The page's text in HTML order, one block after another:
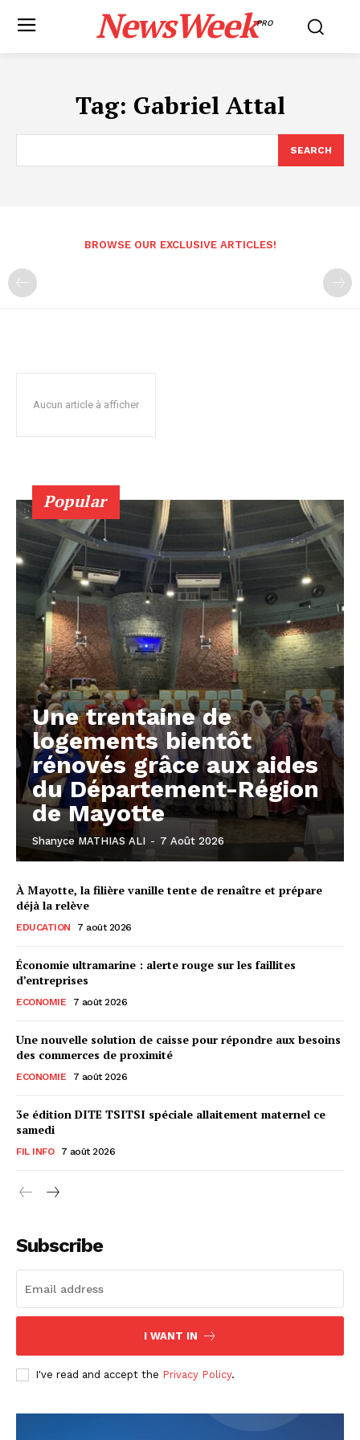
NewsWeekPRO
Tag: Gabriel Attal
SEARCH
BROWSE OUR EXCLUSIVE ARTICLES!
Aucun article à afficher
Popular
Une trentaine de
logements bientôt
rénovés grâce aux aides
du Département-Région
de Mayotte
Shanyce MATHIAS ALI - 7 Août 2026
À Mayotte, la filière vanille tente de renaître et prépare
déjà la relève
EDUCATION 7 août 2026
Économie ultramarine : alerte rouge sur les faillites
d’entreprises
ECONOMIE 7 août 2026
Une nouvelle solution de caisse pour répondre aux besoins
des commerces de proximité
ECONOMIE 7 août 2026
3e édition DITE TSITSI spéciale allaitement maternel ce
samedi
FIL INFO 7 août 2026
Subscribe
I WANT IN
I've read and accept the Privacy Policy.